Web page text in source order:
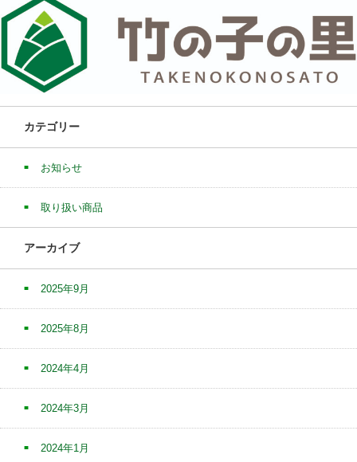
カテゴリー
お知らせ
取り扱い商品
アーカイブ
2025年9月
2025年8月
2024年4月
2024年3月
2024年1月